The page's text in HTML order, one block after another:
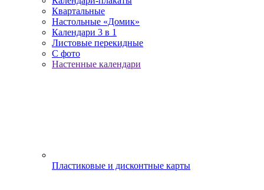
Квартальные
Настольные «Домик»
Календари 3 в 1
Листовые перекидные
С фото
Настенные календари
Пластиковые и дисконтные карты